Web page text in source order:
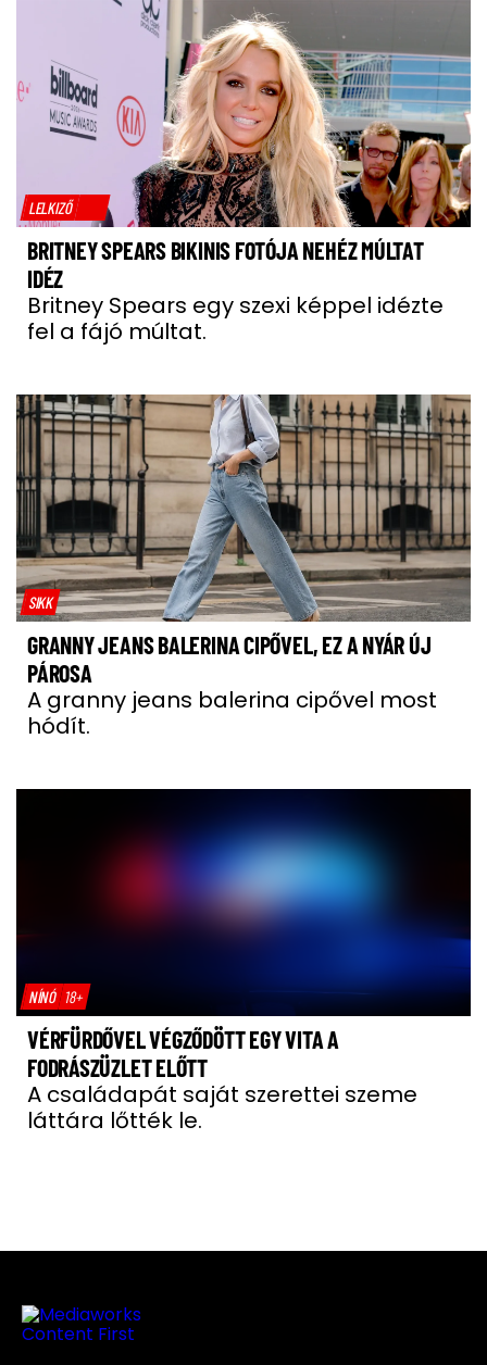
LELKIZŐ
BRITNEY SPEARS BIKINIS FOTÓJA NEHÉZ MÚLTAT
IDÉZ
Britney Spears egy szexi képpel idézte
fel a fájó múltat.
SIKK
GRANNY JEANS BALERINA CIPŐVEL, EZ A NYÁR ÚJ
PÁROSA
A granny jeans balerina cipővel most
hódít.
NÍNÓ 18+
VÉRFÜRDŐVEL VÉGZŐDÖTT EGY VITA A
FODRÁSZÜZLET ELŐTT
A családapát saját szerettei szeme
láttára lőtték le.